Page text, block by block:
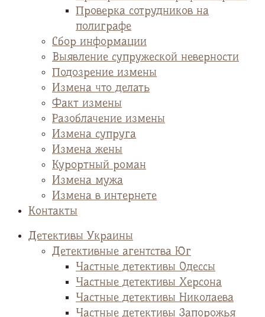
Проверка сотрудников на
полиграфе
Сбор информации
Выявление супружеской неверности
Подозрение измены
Измена что делать
Факт измены
Разоблачение измены
Измена супруга
Измена жены
Курортный роман
Измена мужа
Измена в интернете
Контакты
Детективы Украины
Детективные агентства Юг
Частные детективы Одессы
Частные детективы Херсона
Частные детективы Николаева
Частные детективы Запорожья